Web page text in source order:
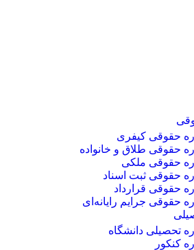
حقوقی کیفری
حقوقی طلاق و خانواده
حقوقی ملکی
حقوقی ثبت اسناد
حقوقی قرارداد
حقوقی جرایم رایانه‌ای
تحصیلی دانشگاه
کنکور